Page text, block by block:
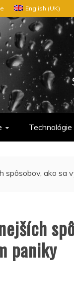
English (UK)
Technológie
spôsobov, ako sa
paniky